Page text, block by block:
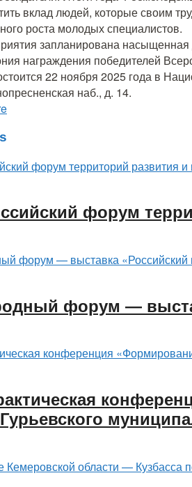
вклад людей, которые своим
роста молодых специалистов.
запланирована
награждения победителей
22 ноября 2025 года в
наб., д. 14.
форум
форум —